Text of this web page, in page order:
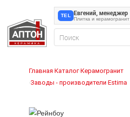
TEL Евгений, менеджер
Плитка и керамогранит
Главная›Каталог›Керамогранит
›Заводы - производители›Estima